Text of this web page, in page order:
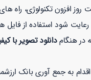
روز افزون تکنولوژی،
شود استفاده از
در هنگامدانلود تصویر با
به جمع آوری بانک